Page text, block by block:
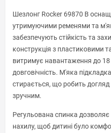
Шезлонг Rocker 69870 B
утримуючими ременями та
забезпечують стійкість та
конструкція з пластиковими
витримує навантаження до 18
довговічність. М'яка
стирається, що робить
зручним.
Регульована спинка
нахилу, щоб дитині було